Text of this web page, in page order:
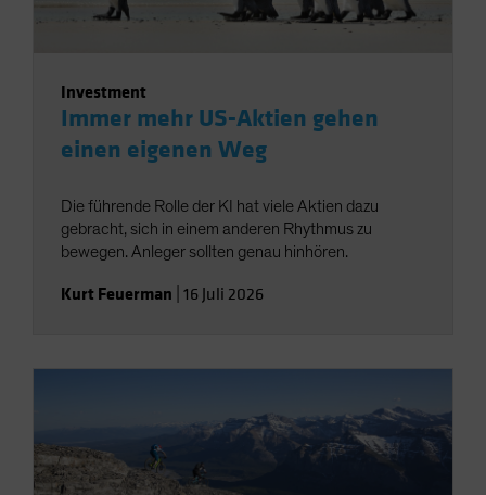
Investment
Immer mehr US-Aktien gehen
einen eigenen Weg
Die führende Rolle der KI hat viele Aktien dazu
gebracht, sich in einem anderen Rhythmus zu
bewegen. Anleger sollten genau hinhören.
Kurt Feuerman 16 Juli 2026